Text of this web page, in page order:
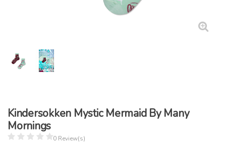
Kindersokken Mystic Mermaid By Many
Mornings
0 Review(s)